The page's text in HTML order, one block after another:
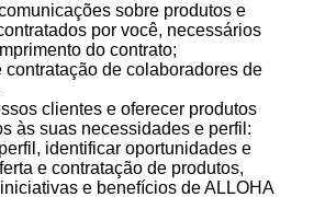
sobre produtos e
por você, necessários
do contrato;
contratação de colaboradores de
clientes e oferecer produtos
às suas necessidades e perfil:
identificar oportunidades e
e contratação de produtos,
e benefícios de ALLOHA